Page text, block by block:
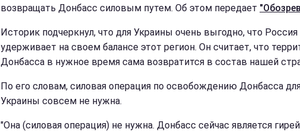
возвращать Донбасс силовым путем. Об этом передает
Историк подчеркнул, что для Украины очень выгодно, что Россия
удерживает на своем балансе этот регион. Он считает, что
Донбасса в нужное время сама возвратится в состав нашей
По его словам, силовая операция по освобождению Донбасса
Украины совсем не нужна.
"Она (силовая операция) не нужна. Донбасс сейчас является